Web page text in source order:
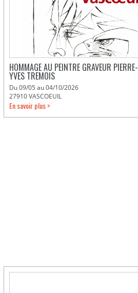
HOMMAGE AU PEINTRE GRAVEUR PIERRE-
YVES TREMOIS
Du 09/05 au 04/10/2026
27910 VASCOEUIL
En savoir plus >